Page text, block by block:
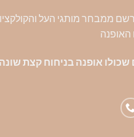
ממבחר מותגי העל
האופנה
שכולו אופנה בניחוח קצת